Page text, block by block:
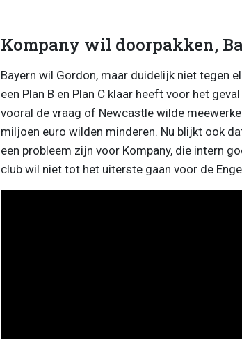
Kompany wil doorpakken,
Bayern wil Gordon, maar duidelijk niet tegen
een Plan B en Plan C klaar heeft voor het
vooral de vraag of Newcastle wilde
miljoen euro wilden minderen. Nu blijkt ook
een probleem zijn voor Kompany, die intern
club wil niet tot het uiterste gaan voor de